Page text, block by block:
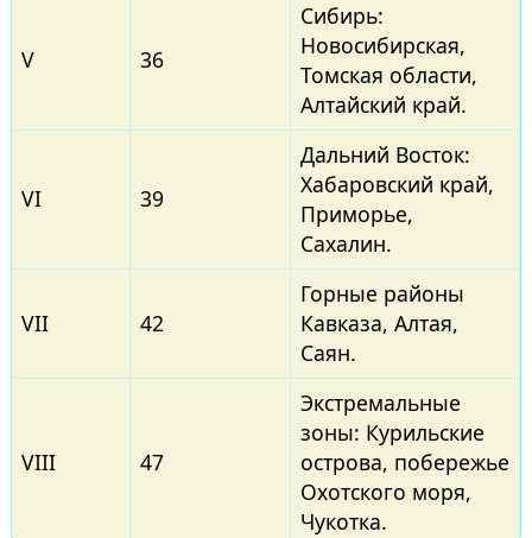
V 36
Сибирь:
Новосибирская,
Томская области,
Алтайский край.
VI 39
Дальний Восток:
Хабаровский край,
Приморье,
Сахалин.
VII 42
Горные районы
Кавказа, Алтая,
Саян.
VIII 47
Экстремальные
зоны: Курильские
острова, побережье
Охотского моря,
Чукотка.